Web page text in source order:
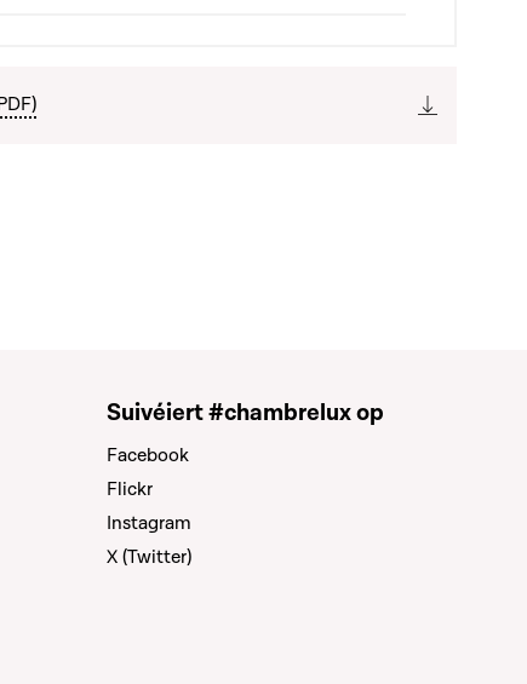
Suivéiert #chambrelux op
Facebook
Flickr
Instagram
X (Twitter)